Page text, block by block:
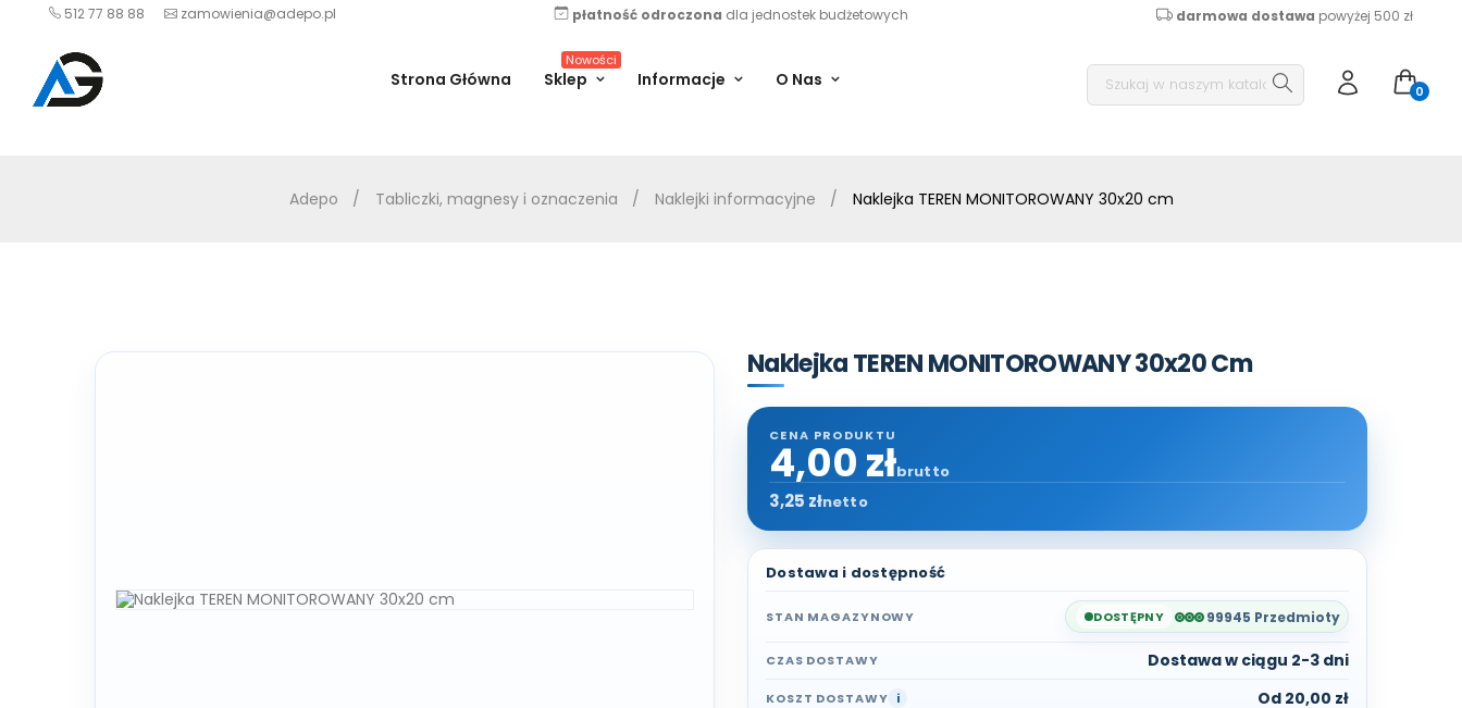
512 77 88 88 zamowienia@adepo.pl płatność odroczona dla jednostek budżetowych darmowa dostawa powyżej 500 zł
Strona Główna Sklep
Nowości
Informacje O Nas
0
Adepo Tabliczki, magnesy i oznaczenia Naklejki informacyjne Naklejka TEREN MONITOROWANY 30x20 cm
Naklejka TEREN MONITOROWANY 30x20 Cm
4,00 złbrutto
3,25 złnetto
Dostawa i dostępność
STAN MAGAZYNOWY DOSTĘPNY 99945 Przedmioty
CZAS DOSTAWY Dostawa w ciągu 2-3 dni
KOSZT DOSTAWY i Od 20,00 zł